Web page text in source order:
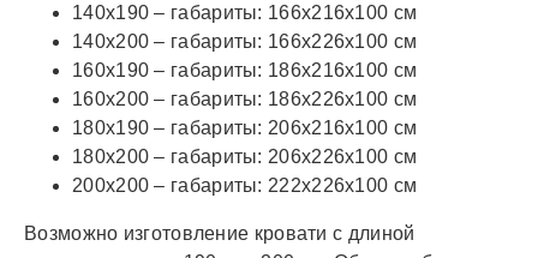
140х190 – габариты: 166х216х100 см
140х200 – габариты: 166х226х100 см
160х190 – габариты: 186х216х100 см
160х200 – габариты: 186х226х100 см
180х190 – габариты: 206х216х100 см
180х200 – габариты: 206х226х100 см
200х200 – габариты: 222х226х100 см
Возможно изготовление кровати с длиной